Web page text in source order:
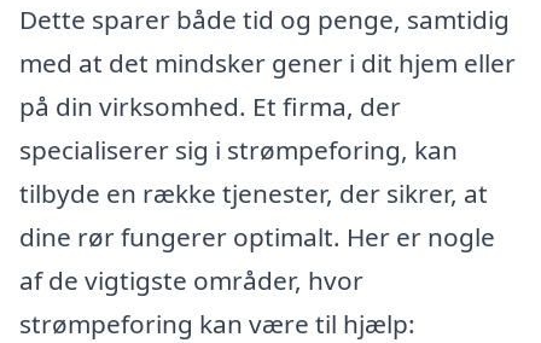
Dette sparer både tid og penge, samtidig
med at det mindsker gener i dit hjem eller
på din virksomhed. Et firma, der
specialiserer sig i strømpeforing, kan
tilbyde en række tjenester, der sikrer, at
dine rør fungerer optimalt. Her er nogle
af de vigtigste områder, hvor
strømpeforing kan være til hjælp: